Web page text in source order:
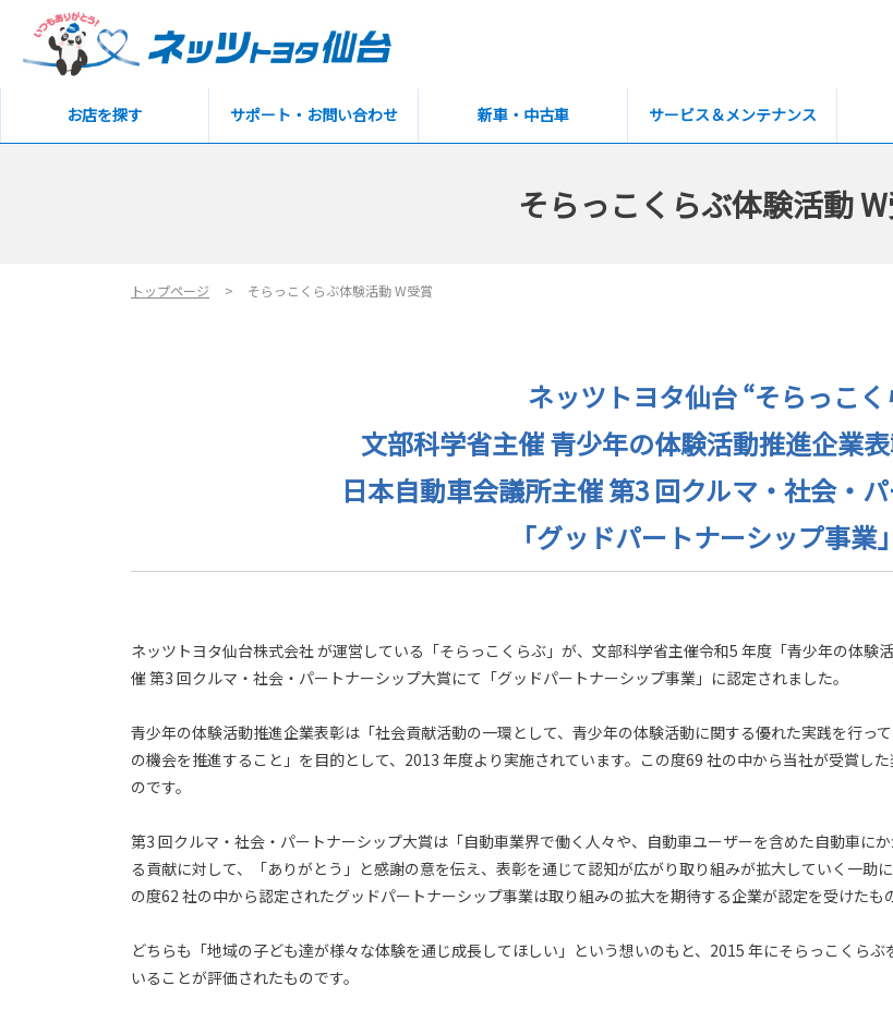
お店を探す サポート・お問い合わせ 新車・中古車 サービス＆メンテナンス
そらっこくらぶ体験活動
トップページ そらっこくらぶ体験活動 W受賞
ネッツトヨタ仙台 “そらっこ
文部科学省主催 青少年の体験活動推進企業
日本自動車会議所主催 第3 回クルマ・社会・
「グッドパートナーシップ事業
ネッツトヨタ仙台株式会社 が運営している「そらっこくらぶ」が、文部科学省主催令和5 年度「青少年の体験
催 第3 回クルマ・社会・パートナーシップ大賞にて「グッドパートナーシップ事業」に認定されました。
青少年の体験活動推進企業表彰は「社会貢献活動の一環として、青少年の体験活動に関する優れた実践を行っ
の機会を推進すること」を目的として、2013 年度より実施されています。この度69 社の中から当社が受賞し
のです。
第3 回クルマ・社会・パートナーシップ大賞は「自動車業界で働く人々や、自動車ユーザーを含めた自動車に
る貢献に対して、「ありがとう」と感謝の意を伝え、表彰を通じて認知が広がり取り組みが拡大していく一助
の度62 社の中から認定されたグッドパートナーシップ事業は取り組みの拡大を期待する企業が認定を受けたも
どちらも「地域の子ども達が様々な体験を通じ成⾧してほしい」という想いのもと、2015 年にそらっこくら
いることが評価されたものです。